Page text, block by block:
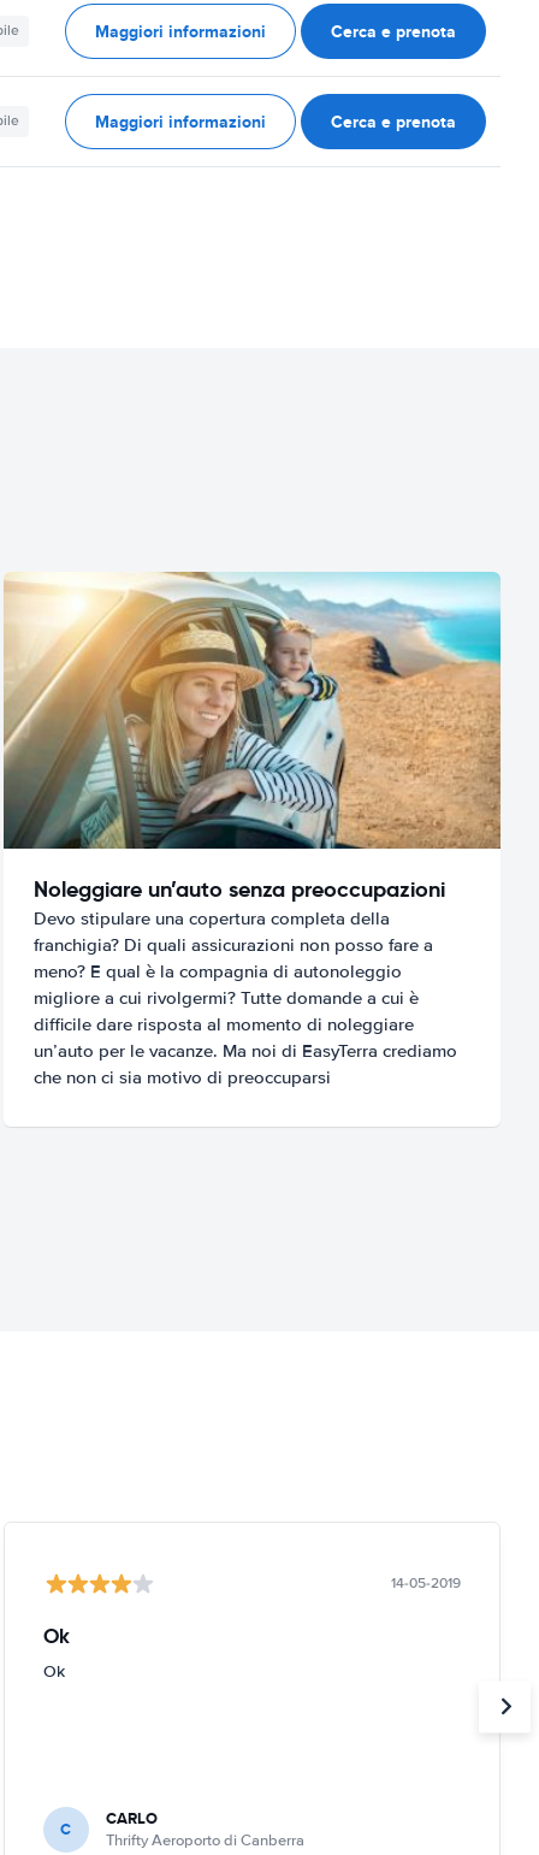
Maggiori informazioni Cerca e prenota
Maggiori informazioni Cerca e prenota
Noleggiare un’auto senza preoccupazioni
Devo stipulare una copertura completa della
franchigia? Di quali assicurazioni non posso fare a
meno? E qual è la compagnia di autonoleggio
migliore a cui rivolgermi? Tutte domande a cui è
difficile dare risposta al momento di noleggiare
un’auto per le vacanze. Ma noi di EasyTerra crediamo
che non ci sia motivo di preoccuparsi
14-05-2019
Ok
Ok
C CARLO
Thrifty Aeroporto di Canberra